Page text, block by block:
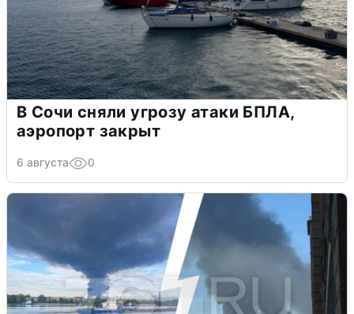
В Сочи сняли угрозу атаки БПЛА,
аэропорт закрыт
6 августа 0